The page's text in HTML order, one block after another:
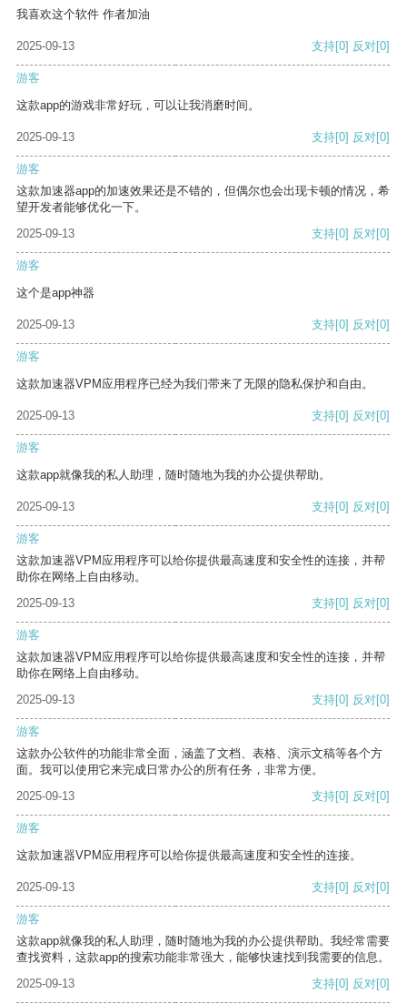
我喜欢这个软件 作者加油
2025-09-13 支持[0] 反对[0]
游客
这款app的游戏非常好玩，可以让我消磨时间。
2025-09-13 支持[0] 反对[0]
游客
这款加速器app的加速效果还是不错的，但偶尔也会出现卡顿的情况，希
望开发者能够优化一下。
2025-09-13
支持[0] 反对[0]
游客
这个是app神器
2025-09-13 支持[0] 反对[0]
游客
这款加速器VPM应用程序已经为我们带来了无限的隐私保护和自由。
2025-09-13 支持[0] 反对[0]
游客
这款app就像我的私人助理，随时随地为我的办公提供帮助。
2025-09-13 支持[0] 反对[0]
游客
这款加速器VPM应用程序可以给你提供最高速度和安全性的连接，并帮
助你在网络上自由移动。
2025-09-13
支持[0] 反对[0]
游客
这款加速器VPM应用程序可以给你提供最高速度和安全性的连接，并帮
助你在网络上自由移动。
2025-09-13
支持[0] 反对[0]
游客
这款办公软件的功能非常全面，涵盖了文档、表格、演示文稿等各个方
面。我可以使用它来完成日常办公的所有任务，非常方便。
2025-09-13
支持[0] 反对[0]
游客
这款加速器VPM应用程序可以给你提供最高速度和安全性的连接。
2025-09-13 支持[0] 反对[0]
游客
这款app就像我的私人助理，随时随地为我的办公提供帮助。我经常需要
查找资料，这款app的搜索功能非常强大，能够快速找到我需要的信息。
2025-09-13
支持[0] 反对[0]